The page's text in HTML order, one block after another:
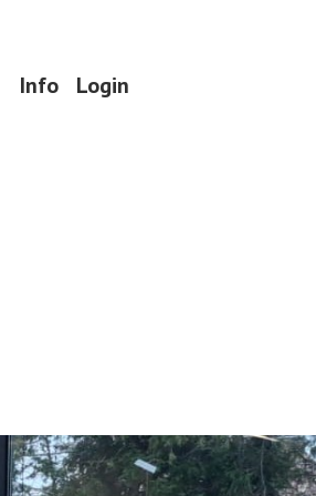
Info Login